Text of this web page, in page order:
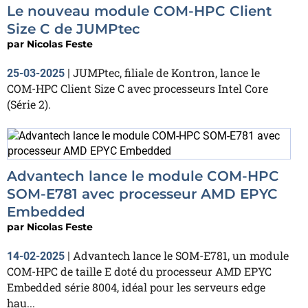
Le nouveau module COM-HPC Client
Size C de JUMPtec
par Nicolas Feste
25-03-2025 | JUMPtec, filiale de Kontron, lance le
COM-HPC Client Size C avec processeurs Intel Core
(Série 2).
Advantech lance le module COM-HPC
SOM-E781 avec processeur AMD EPYC
Embedded
par Nicolas Feste
14-02-2025 | Advantech lance le SOM-E781, un module
COM-HPC de taille E doté du processeur AMD EPYC
Embedded série 8004, idéal pour les serveurs edge
hau...